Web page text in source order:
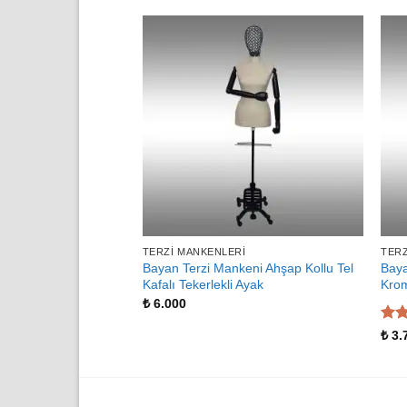
TERZI MANKENLERI
Bayan Terzi Mankeni Ahşap Kollu Tel
Kafalı Tekerlekli Ayak
₺6.000
5
₺